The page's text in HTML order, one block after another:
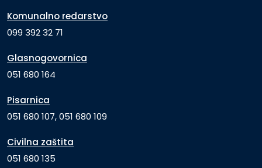
Komunalno redarstvo
099 392 32 71
Glasnogovornica
051 680 164
Pisarnica
051 680 107, 051 680 109
Civilna zaštita
051 680 135